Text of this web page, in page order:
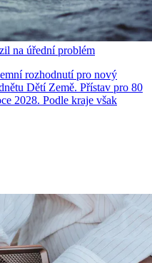
na úřední problém
rozhodnutí pro nový
Dětí Země. Přístav pro 80
2028. Podle kraje však